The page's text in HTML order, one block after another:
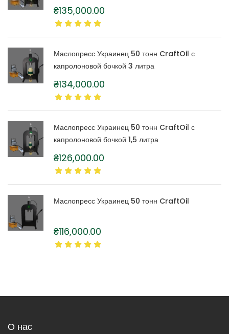
₴135,000.00
Маслопресс Украинец 50 тонн CraftOil с
капролоновой бочкой 3 литра
₴134,000.00
Маслопресс Украинец 50 тонн CraftOil с
капролоновой бочкой 1,5 литра
₴126,000.00
Маслопресс Украинец 50 тонн CraftOil
₴116,000.00
О нас